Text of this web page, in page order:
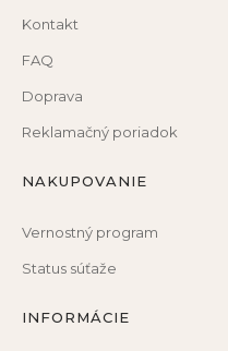
Kontakt
FAQ
Doprava
Reklamačný poriadok
NAKUPOVANIE
Vernostný program
Status súťaže
INFORMÁCIE